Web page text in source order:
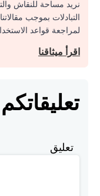
نريد مساحة للنقاش
التبادلات بموجب
لمراجعة قواعد
اقرأ ميثاقنا
تعليقاتكم
تعليق